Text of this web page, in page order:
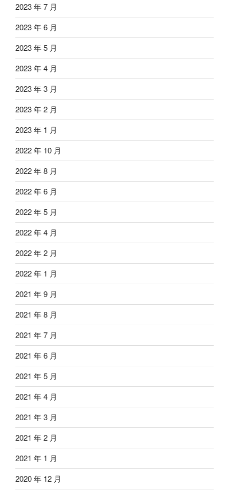
2023 年 7 月
2023 年 6 月
2023 年 5 月
2023 年 4 月
2023 年 3 月
2023 年 2 月
2023 年 1 月
2022 年 10 月
2022 年 8 月
2022 年 6 月
2022 年 5 月
2022 年 4 月
2022 年 2 月
2022 年 1 月
2021 年 9 月
2021 年 8 月
2021 年 7 月
2021 年 6 月
2021 年 5 月
2021 年 4 月
2021 年 3 月
2021 年 2 月
2021 年 1 月
2020 年 12 月